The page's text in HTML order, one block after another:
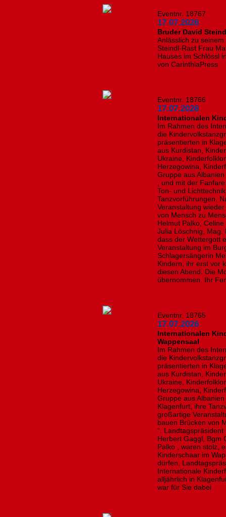
Eventnr. 18767
17.07.2026
Bruder David
Anlässlich zu
Steindl-Rast Frau
Hauses im Schlössl
von CarinthiaPress
Eventnr. 18766
17.07.2026
Internationalen
Im Rahmen des
die
präsentierten in
aus Kurdistan,
Ukraine,
Herzegowina,
Gruppe aus
, und mit der
Ton- und
Tanzvorführungen.
Veranstaltung
von Mensch zu
Helmut Palko,
Julia Löschnig, Mag.
dass der Wettergott
Veranstaltung im
Schlagersängerin
Kindern, ihr erst vor
diesen Abend. Die
übernommen. Ihr
Eventnr. 18765
17.07.2026
Internationalen
Wappensaal
Im Rahmen des
die
präsentierten in
aus Kurdistan,
Ukraine,
Herzegowina,
Gruppe aus
Klagenfurt, ihre
großartige
bauen Brücken von
“.
Herbert Gaggl, Bgm
Palko , waren stolz,
Kinderschaar im
dürfen.
Internationale
alljährlich in
war für Sie dabei